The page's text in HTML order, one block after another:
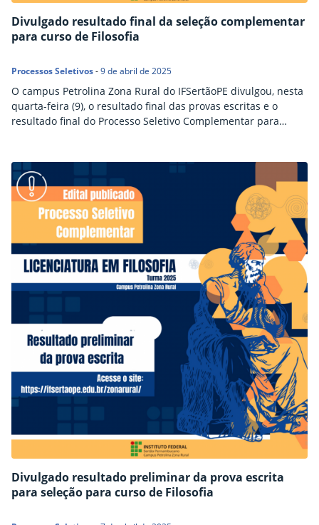
Divulgado resultado final da seleção complementar
para curso de Filosofia
Processos Seletivos-9 de abril de 2025
O campus Petrolina Zona Rural do IFSertãoPE divulgou, nesta
quarta-feira (9), o resultado final das provas escritas e o
resultado final do Processo Seletivo Complementar para
classificados terão suas matrículas efetivadas
automaticamente junto à Coordenação de Controle
Acadêmico do campus Petrolina Zona Rural.. A…
Divulgado resultado preliminar da prova escrita
para seleção para curso de Filosofia